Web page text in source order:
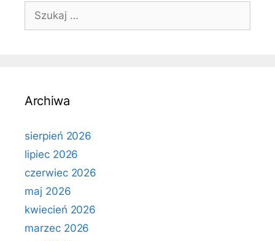
Szukaj:
Archiwa
sierpień 2026
lipiec 2026
czerwiec 2026
maj 2026
kwiecień 2026
marzec 2026